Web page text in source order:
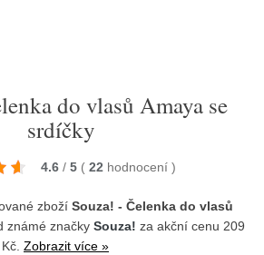
do vlasů Amaya se
srdíčky
4.6 / 5 ( 22 hodnocení )
zboží Souza! - Čelenka do vlasů
známé značky Souza! za akční cenu 209
Kč. Zobrazit více »